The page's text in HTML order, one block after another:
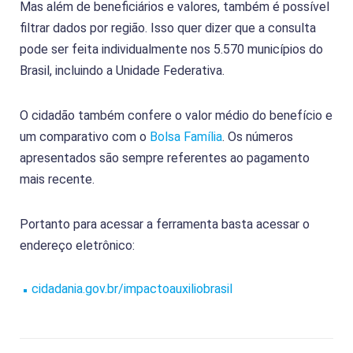
Mas além de beneficiários e valores, também é possível
filtrar dados por região. Isso quer dizer que a consulta
pode ser feita individualmente nos 5.570 municípios do
Brasil, incluindo a Unidade Federativa.
O cidadão também confere o valor médio do benefício e
um comparativo com o Bolsa Família. Os números
apresentados são sempre referentes ao pagamento
mais recente.
Portanto para acessar a ferramenta basta acessar o
endereço eletrônico:
cidadania.gov.br/impactoauxiliobrasil